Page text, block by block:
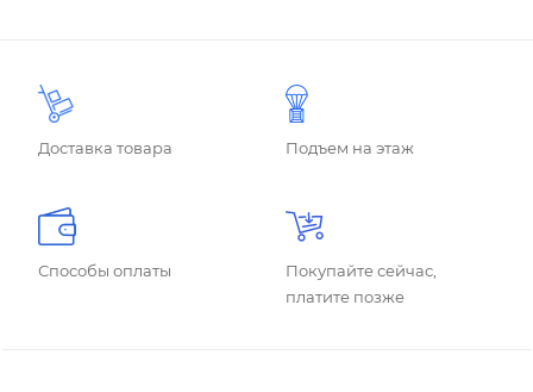
Доставка товара Подъем на этаж
Способы оплаты
Покупайте сейчас,
платите позже